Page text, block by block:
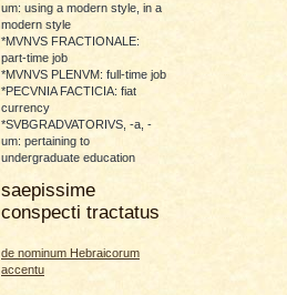
um: using a modern style, in a
modern style
*MVNVS FRACTIONALE:
part-time job
*MVNVS PLENVM: full-time job
*PECVNIA FACTICIA: fiat
currency
*SVBGRADVATORIVS, -a, -
um: pertaining to
undergraduate education
saepissime
conspecti tractatus
de nominum Hebraicorum
accentu